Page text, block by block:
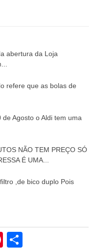
abertura da Loja
refere que as bolas de
Agosto o Aldi tem uma
NÃO TEM PREÇO SÓ
É UMA...
,de bico duplo Pois
Pinterest